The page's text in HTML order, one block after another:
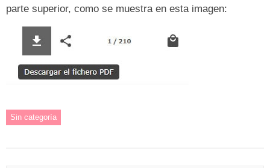
parte superior, como se muestra en esta imagen:
Sin categoría